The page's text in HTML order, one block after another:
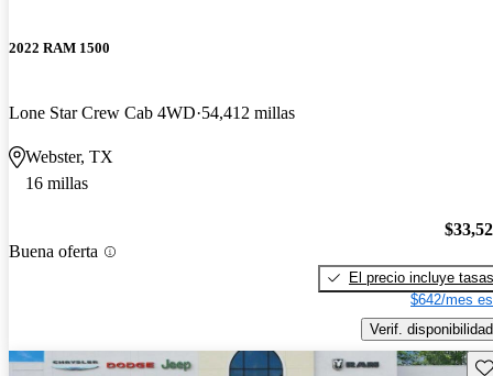
2022 RAM 1500
Lone Star Crew Cab 4WD 54,412 millas
Webster, TX
16 millas
Buena oferta
El precio incluye tasas
$642/mes
Verif. disponibilidad